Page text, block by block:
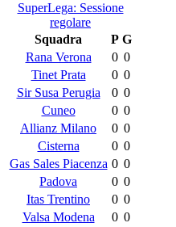
SuperLega: Sessione
regolare
Squadra
P G
Rana Verona
0 0
Tinet Prata
0 0
Sir Susa Perugia
0 0
Cuneo
0 0
Allianz Milano
0 0
Cisterna
0 0
Gas Sales Piacenza 0 0
Padova
0 0
Itas Trentino
0 0
Valsa Modena
0 0